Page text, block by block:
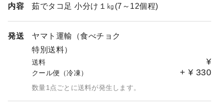
内容 茹でタコ足 小分け１㎏(7～12個程)
発送
ヤマト運輸（食べチョク
特別送料）
送料 ¥
クール便（冷凍） + ¥ 330
数量1点ごとに送料が発生します。